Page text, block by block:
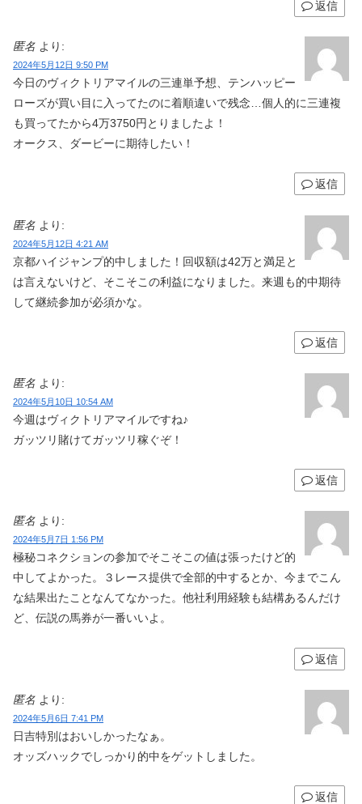
返信
匿名 より:
2024年5月12日 9:50 PM
今日のヴィクトリアマイルの三連単予想、テンハッピー
ローズが買い目に入ってたのに着順違いで残念…個人的に三連複
も買ってたから4万3750円とりましたよ！
オークス、ダービーに期待したい！
返信
匿名 より:
2024年5月12日 4:21 AM
京都ハイジャンプ的中しました！回収額は42万と満足と
は言えないけど、そこそこの利益になりました。来週も的中期待
して継続参加が必須かな。
返信
匿名 より:
2024年5月10日 10:54 AM
今週はヴィクトリアマイルですね♪
ガッツリ賭けてガッツリ稼ぐぞ！
返信
匿名 より:
2024年5月7日 1:56 PM
極秘コネクションの参加でそこそこの値は張ったけど的
中してよかった。３レース提供で全部的中するとか、今までこん
な結果出たことなんてなかった。他社利用経験も結構あるんだけ
ど、伝説の馬券が一番いいよ。
返信
匿名 より:
2024年5月6日 7:41 PM
日吉特別はおいしかったなぁ。
オッズハックでしっかり的中をゲットしました。
返信